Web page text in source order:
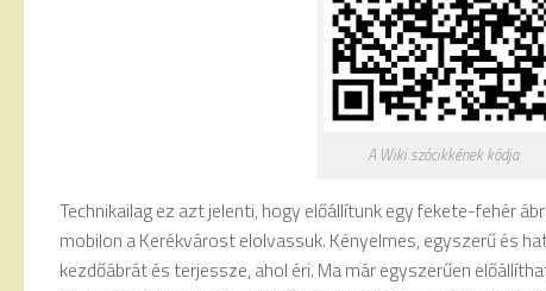
A Wiki szócikkének kódja
Technikailag ez azt jelenti, hogy előállítunk egy fekete-fehér
mobilon a Kerékvárost elolvassuk. Kényelmes, egyszerű és
kezdőábrát és terjessze, ahol éri. Ma már egyszerűen